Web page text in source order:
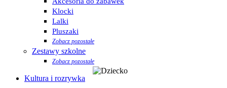
Klocki
Lalki
Pluszaki
Zobacz pozostałe
Zestawy szkolne
Zobacz pozostałe
Kultura i rozrywka